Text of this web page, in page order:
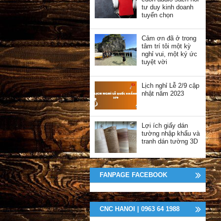
tư duy kinh doanh
tuyển chọn
Cảm ơn đã ở trong
tâm trí tôi một kỳ
nghỉ vui, một ký ức
tuyệt vời
Lịch nghỉ Lễ 2/9 cập
nhật năm 2023
Lợi ích giấy dán
tường nhập khẩu và
tranh dán tường 3D
FANPAGE FACEBOOK
CNC HANOI | 0963 64 1988